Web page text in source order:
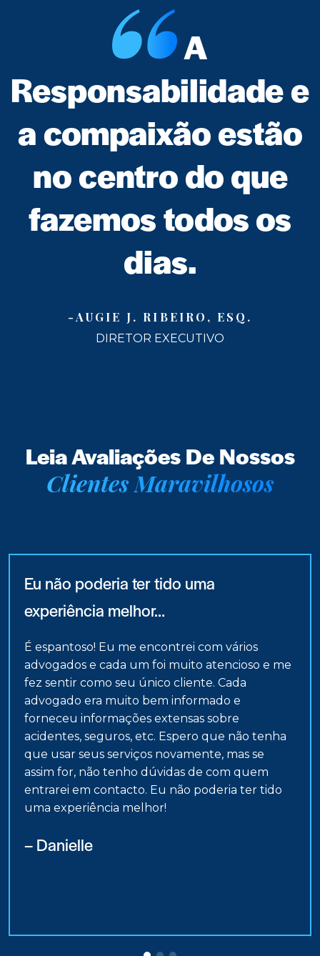
A
Responsabilidadee
acompaixãoestão
no centro do que
fazemos todos os
dias.
-AUGIE J. RIBEIRO, ESQ.
DIRETOR EXECUTIVO
Leia Avaliações De Nossos
Clientes Maravilhosos
Eu não poderia ter tido uma
experiência melhor…
É espantoso! Eu me encontrei com vários
advogados e cada um foi muito atencioso e me
fez sentir como seu único cliente. Cada
advogado era muito bem informado e
forneceu informações extensas sobre
acidentes, seguros, etc. Espero que não tenha
que usar seus serviços novamente, mas se
assim for, não tenho dúvidas de com quem
entrarei em contacto. Eu não poderia ter tido
uma experiência melhor!
– Danielle